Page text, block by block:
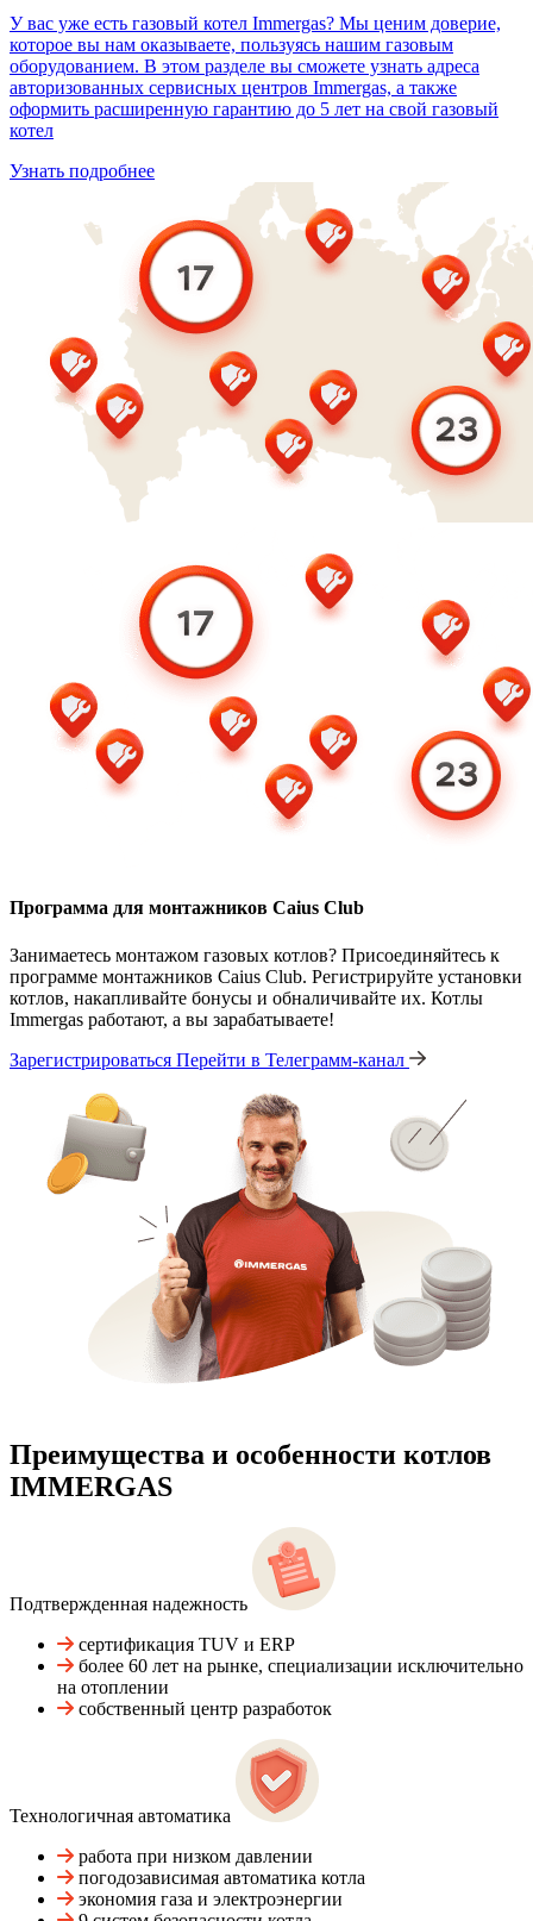
У вас уже есть газовый котел Immergas? Мы ценим доверие,
которое вы нам оказываете, пользуясь нашим газовым
оборудованием. В этом разделе вы сможете узнать адреса
авторизованных сервисных центров Immergas, а также
оформить расширенную гарантию до 5 лет на свой газовый
котел
Узнать подробнее
Программа для монтажников Caius Club
Занимаетесь монтажом газовых котлов? Присоединяйтесь к
программе монтажников Caius Club. Регистрируйте установки
котлов, накапливайте бонусы и обналичивайте их. Котлы
Immergas работают, а вы зарабатываете!
Зарегистрироваться Перейти в Телеграмм-канал
Преимущества и особенности котлов
IMMERGAS
Подтвержденная надежность
сертификация TUV и ERP
более 60 лет на рынке, специализации исключительно
на отоплении
собственный центр разработок
Технологичная автоматика
работа при низком давлении
погодозависимая автоматика котла
экономия газа и электроэнергии